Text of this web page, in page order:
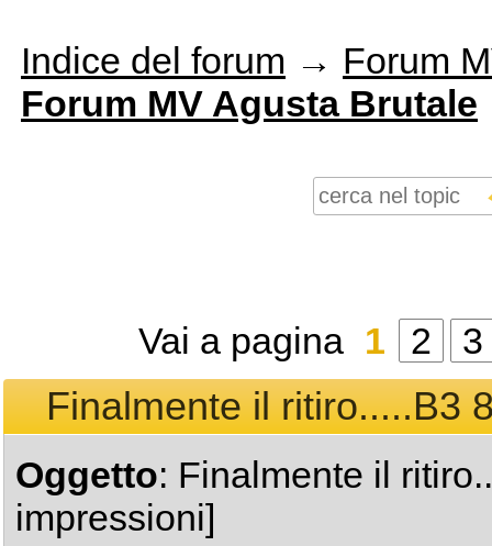
Indice del forum → Forum
Forum MV Agusta Brutale
Vai a pagina 1 2 3
Finalmente il ritiro.....B3
Oggetto: Finalmente il
impressioni]